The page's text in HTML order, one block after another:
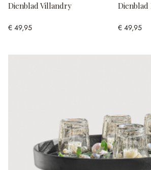
Dienblad Villandry
€ 49,95
Dienblad
€ 49,95